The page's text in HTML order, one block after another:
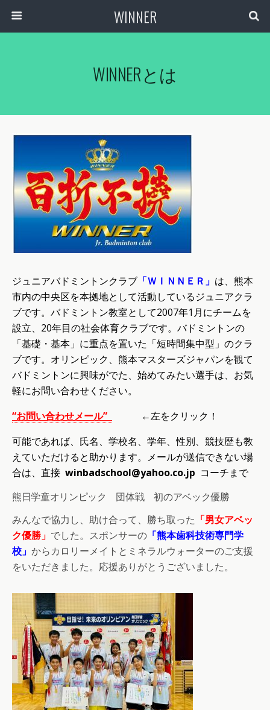
WINNER
WINNERとは
ジュニアバドミントンクラブ 「ＷＩＮＮＥＲ」 は、熊本
市内の中央区を本拠地として活動しているジュニアクラ
ブです。バドミントン教室として2007年1月にチームを
設立、20年目の社会体育クラブです。バドミントンの
「基礎・基本」に重点を置いた「短時間集中型」のクラ
ブです。オリンピック、熊本マスターズジャパンを観て
バドミントンに興味がでた、始めてみたい選手は、お気
軽にお問い合わせください。
“お問い合わせメール”
←左をクリック！
可能であれば、氏名、学校名、学年、性別、競技歴も教
えていただけると助かります。メールが送信できない場
合は、直接 winbadschool@yahoo.co.jp コーチまで
熊日学童オリンピック 団体戦 初のアベック優勝
みんなで協力し、助け合って、勝ち取った 「男女アベッ
ク優勝」 でした。スポンサーの 「熊本歯科技術専門学
校」 からカロリーメイトとミネラルウォーターのご支援
をいただきました。応援ありがとうございました。